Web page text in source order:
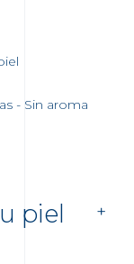
- Sin aroma
piel